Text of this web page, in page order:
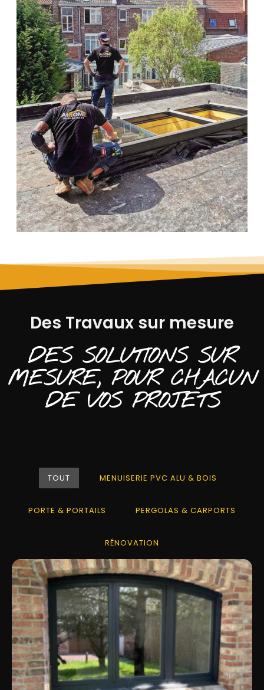
Des Travaux sur mesure
DES SOLUTIONS SUR
MESURE, POUR CHACUN
DE VOS PROJETS
TOUT MENUISERIE PVC ALU & BOIS
PORTE & PORTAILS PERGOLAS & CARPORTS
RÉNOVATION